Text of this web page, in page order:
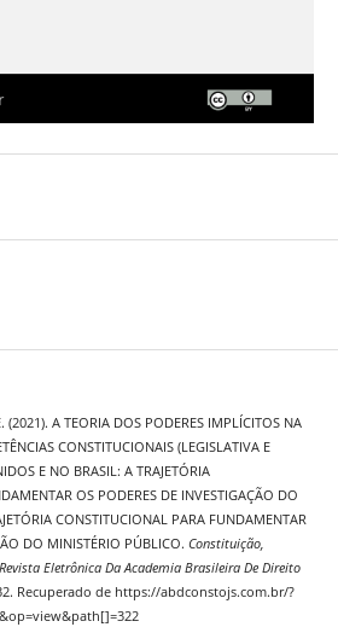
(2021). A TEORIA DOS PODERES IMPLÍCITOS NA
CONSTITUCIONAIS (LEGISLATIVA E
E NO BRASIL: A TRAJETÓRIA
OS PODERES DE INVESTIGAÇÃO DO
CONSTITUCIONAL PARA FUNDAMENTAR
DO MINISTÉRIO PÚBLICO. Constituição,
Eletrônica Da Academia Brasileira De Direito
Recuperado de https://abdconstojs.com.br/?